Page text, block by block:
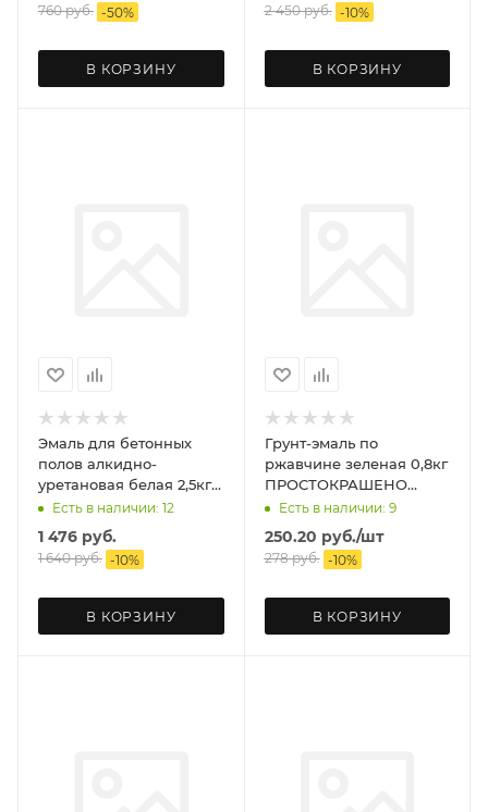
760руб. -50%
В КОРЗИНУ
2 450руб. -10%
В КОРЗИНУ
Эмаль для бетонных
полов алкидно-
уретановая белая 2,5кг
OLECOLOR
Есть в наличии: 12
1 476 руб.
1 640руб. -10%
В КОРЗИНУ
Грунт-эмаль по
ржавчине зеленая 0,8кг
ПРОСТОКРАШЕНО
EMPILS
Есть в наличии: 9
250.20 руб./шт
278руб. -10%
В КОРЗИНУ